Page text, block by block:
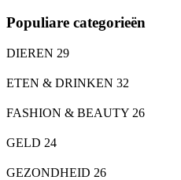
Populiare categorieën
DIEREN 29
ETEN & DRINKEN 32
FASHION & BEAUTY 26
GELD 24
GEZONDHEID 26